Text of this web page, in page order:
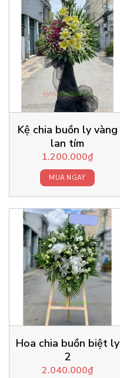
Kệ chia buồn ly vàng
lan tím
1.200.000₫
MUA NGAY
Hoa chia buồn biệt ly
2
2.040.000₫